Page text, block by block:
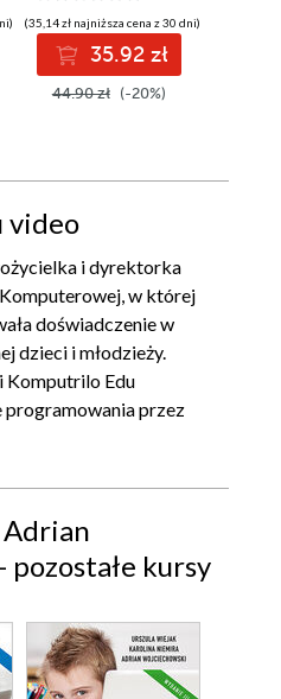
(35,14 zł najniższa cena z 30 dni)
35.92 zł
44.90 zł (-20%)
video
i dyrektorka
w której
doświadczenie w
dzieci i młodzieży.
Komputrilo Edu
przez
kursy